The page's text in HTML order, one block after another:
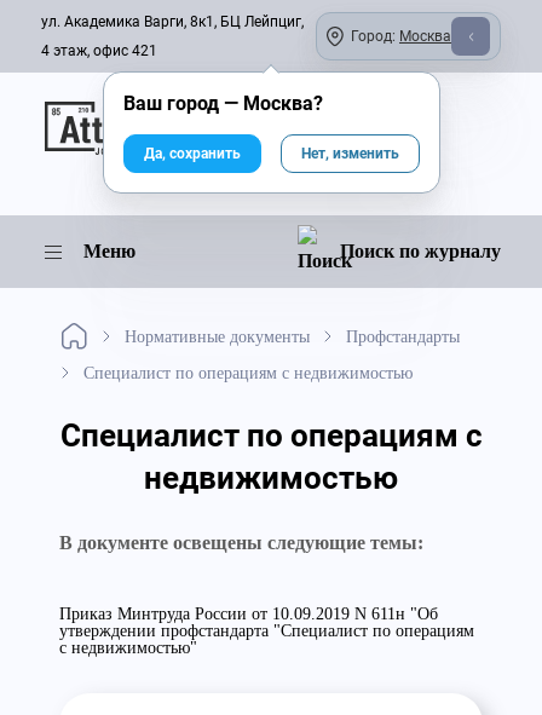
ул. Академика Варги, 8к1, БЦ Лейпциг,
4 этаж, офис 421
Город: Москва
Онлайн-журнал
Меню Поиск по журналу
Нормативные документы
Профстандарты
Специалист по операциям с недвижимостью
Специалист по операциям с
недвижимостью
В документе освещены следующие темы:
Приказ Минтруда России от 10.09.2019 N 611н "Об
утверждении профстандарта "Специалист по операциям
с недвижимостью"
Ваш город — Москва?
Да, сохранить Нет, изменить